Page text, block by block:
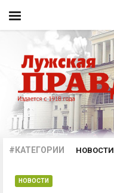
#КАТЕГОРИИ НОВОСТИ
НОВОСТИ